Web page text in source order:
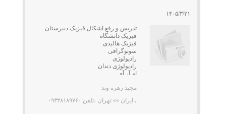
۱۴۰۵/۳/۲۱
تدریس و رفع اشکال قیزیک دبیرستان
فیزیک دانشگاه
فیزیک هالیدی
سونوگرافی
رادیولوژی
رادیولوژی دندان
ام آر آی
فیزیک
پزشکی هسته ای
فیزیک هالیدی
مجید زهره وند
، ایران »» تهران ،تلفن:۰۹۳۳۸۱۸۹۷۶۰